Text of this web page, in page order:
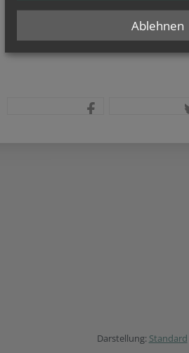
Darstellung: Standard
Ablehnen